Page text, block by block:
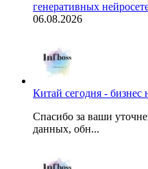
генеративных
06.08.2026
Китай сегодня - бизнес
Спасибо за ваши
данных, обн...